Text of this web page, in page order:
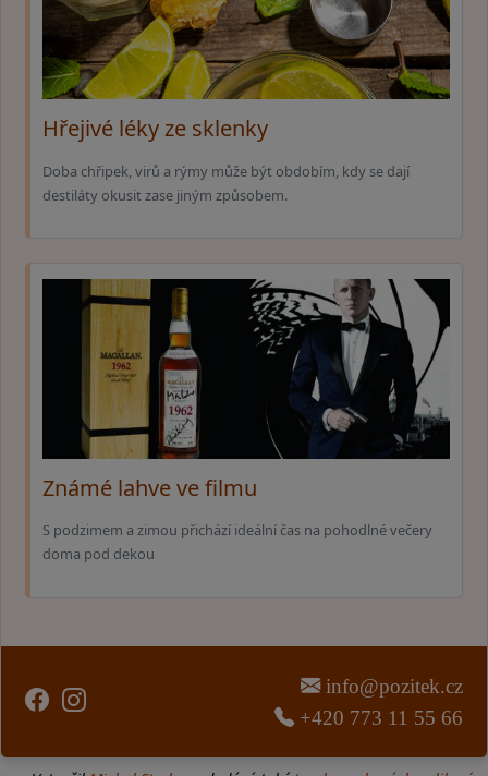
Hřejivé léky ze sklenky
Doba chřipek, virů a rýmy může být obdobím, kdy se dají
destiláty okusit zase jiným způsobem.
Známé lahve ve filmu
S podzimem a zimou přichází ideální čas na pohodlné večery
doma pod dekou
info@pozitek.cz
+420 773 11 55 66